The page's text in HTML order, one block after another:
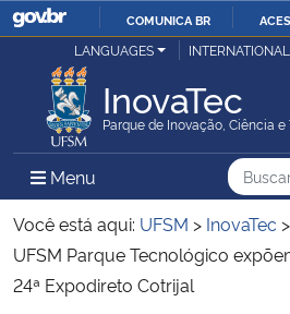
IR
COMUNICA BR
Ministério da Justiça e Segurança Pública
Ministério da Defesa
Ministério das Relações Exteriores
Ministério da Economia
LANGUAGES INTERNATIONAL
InovaTec
Parque de Inovação, Ciência e
Menu Menu Principal do Sítio
Busca
Busca:
Você está aqui: UFSM > InovaTec >
UFSM Parque Tecnológico
24ª Expodireto Cotrijal